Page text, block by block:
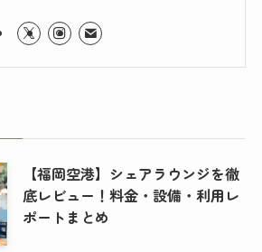
【福岡空港】シェアラウンジを徹
底レビュー！料金・設備・利用レ
ポートまとめ